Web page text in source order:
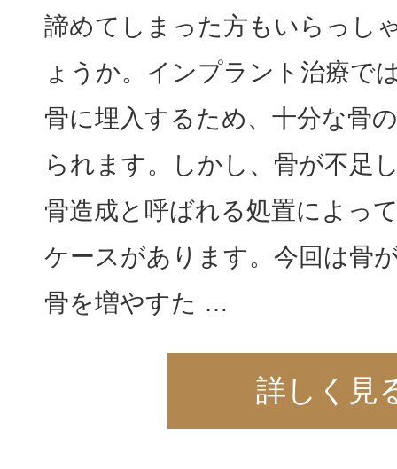
諦めてしまった方もいらっし
ょうか。インプラント治療で
骨に埋入するため、十分な骨
られます。しかし、骨が不足
骨造成と呼ばれる処置によっ
ケースがあります。今回は骨
骨を増やすた …
詳しく見